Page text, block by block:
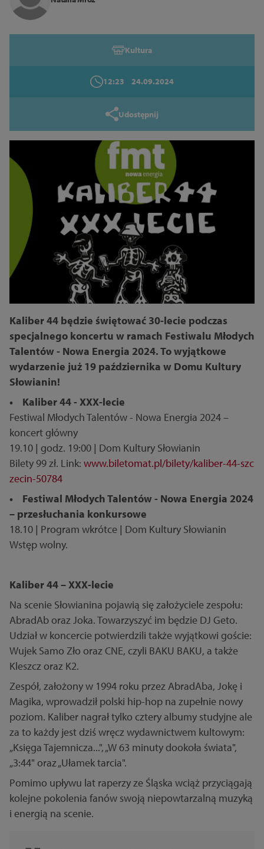
Tryb wysokiego kontrastu
Kultura
12:23 24.09.2024
Udostępnij
Kaliber 44 będzie świętować 30-lecie podczas
specjalnego koncertu w ramach Festiwalu Młodych
Talentów - Nowa Energia 2024. To wyjątkowe
wydarzenie już 19 października w Domu Kultury
Słowianin!
• Kaliber 44 - XXX-lecie
Festiwal Młodych Talentów - Nowa Energia 2024 –
koncert główny
19.10 | godz. 19:00 | Dom Kultury Słowianin
Bilety 99 zł. Link: www.biletomat.pl/bilety/kaliber-44-szc
zecin-50784
• Festiwal Młodych Talentów - Nowa Energia 2024
– przesłuchania konkursowe
18.10 | Program wkrótce | Dom Kultury Słowianin
Wstęp wolny.
Kaliber 44 – XXX-lecie
Na scenie Słowianina pojawią się założyciele zespołu:
AbradAb oraz Joka. Towarzyszyć im będzie DJ Geto.
Udział w koncercie potwierdzili także wyjątkowi goście:
Wujek Samo Zło oraz CNE, czyli BAKU BAKU, a także
Kleszcz oraz K2.
Zespół, założony w 1994 roku przez AbradAba, Jokę i
Magika, wprowadził polski hip-hop na zupełnie nowy
poziom. Kaliber nagrał tylko cztery albumy studyjne ale
za to każdy jest dziś wręcz wydawnictwem kultowym:
„Księga Tajemnicza...", „W 63 minuty dookoła świata",
„3:44" oraz „Ułamek tarcia".
Pomimo upływu lat raperzy ze Śląska wciąż przyciągają
kolejne pokolenia fanów swoją niepowtarzalną muzyką
i energią na scenie.